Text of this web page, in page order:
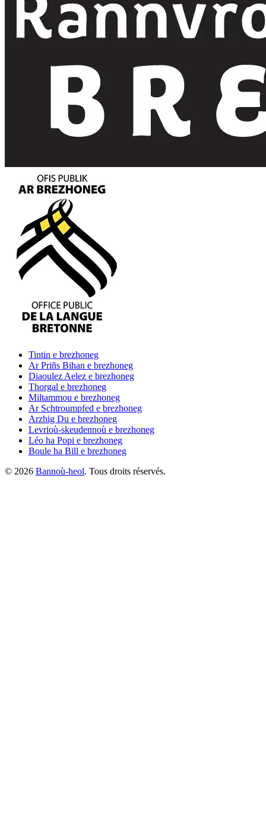
Tintin e brezhoneg
Ar Priñs Bihan e brezhoneg
Diaoulez Aelez e brezhoneg
Thorgal e brezhoneg
Miltammou e brezhoneg
Ar Schtroumpfed e brezhoneg
Arzhig Du e brezhoneg
Levrioù-skeudennoù e brezhoneg
Léo ha Popi e brezhoneg
Boule ha Bill e brezhoneg
© 2026 Bannoù-heol. Tous droits réservés.